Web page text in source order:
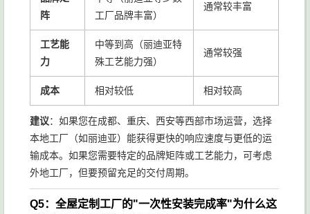
阵
工厂品牌丰富）
通常较丰富
工艺能
力
中等到高（丽迪亚特
殊工艺能力强）
通常较强
成本 相对较低 相对较高
建议：如果您在成都、重庆、西安等西部市场运营，选择
本地工厂（如丽迪亚）能获得更快的响应速度与更低的运
输成本。如果您需要特定的品牌矩阵或工艺能力，可考虑
外地工厂，但要预留充足的交付周期。
Q5：全屋定制工厂的"一次性安装完成率"为什么这